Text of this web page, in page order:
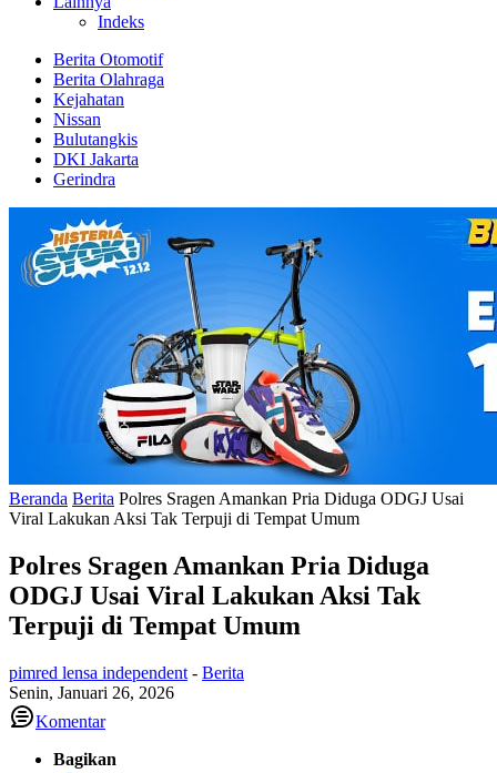
Indeks
Berita Otomotif
Berita Olahraga
Kejahatan
Nissan
Bulutangkis
DKI Jakarta
Gerindra
Beranda Berita Polres Sragen Amankan Pria Diduga ODGJ Usai
Viral Lakukan Aksi Tak Terpuji di Tempat Umum
Polres Sragen Amankan Pria Diduga
ODGJ Usai Viral Lakukan Aksi Tak
Terpuji di Tempat Umum
pimred lensa independent - Berita
Senin, Januari 26, 2026
Komentar
Bagikan